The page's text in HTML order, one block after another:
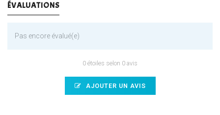
ÉVALUATIONS
Pas encore évalué(e)
0 étoiles selon 0 avis
AJOUTER UN AVIS